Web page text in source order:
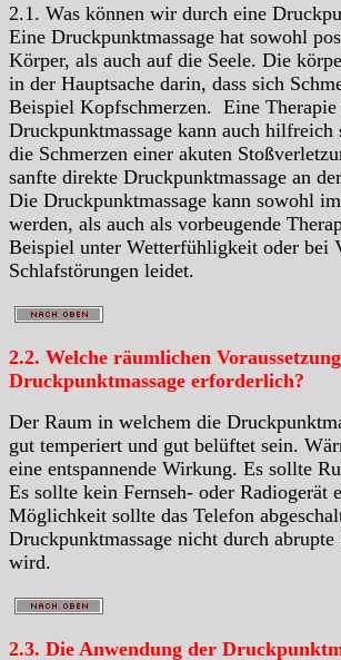
2.1. Was können wir durch eine
Eine Druckpunktmassage hat sowohl
Körper, als auch auf die Seele. Die
in der Hauptsache darin, dass sich
Beispiel Kopfschmerzen. Eine Therapie
Druckpunktmassage kann auch hilfreich
die Schmerzen einer akuten
sanfte direkte Druckpunktmassage an
Die Druckpunktmassage kann sowohl
werden, als auch als vorbeugende
Beispiel unter Wetterfühligkeit oder bei
Schlafstörungen leidet.
2.2. Welche räumlichen
Druckpunktmassage erforderlich?
Der Raum in welchem die
gut temperiert und gut belüftet sein.
eine entspannende Wirkung. Es sollte
Es sollte kein Fernseh- oder Radiogerät
Möglichkeit sollte das Telefon
Druckpunktmassage nicht durch
wird.
2.3. Die Anwendung der